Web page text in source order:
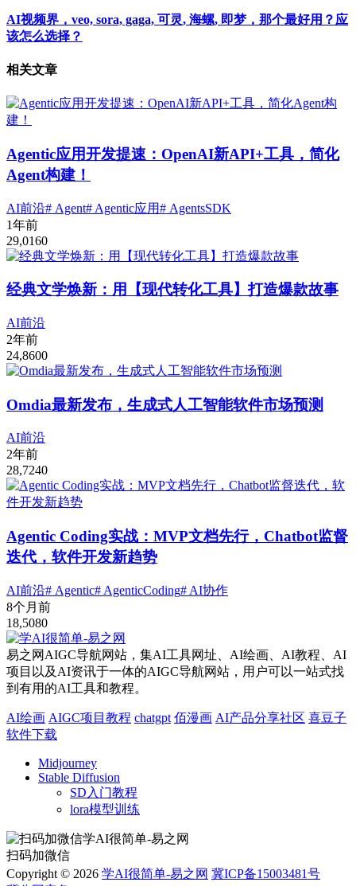
AI视频界，veo, sora, gaga, 可灵, 海螺, 即梦，那个最好用？应
该怎么选择？
相关文章
Agentic应用开发提速：OpenAI新API+工具，简化
Agent构建！
AI前沿# Agent# Agentic应用# AgentsSDK
1年前
29,0160
经典文学焕新：用【现代转化工具】打造爆款故事
AI前沿
2年前
24,8600
Omdia最新发布，生成式人工智能软件市场预测
AI前沿
2年前
28,7240
Agentic Coding实战：MVP文档先行，Chatbot监督
迭代，软件开发新趋势
AI前沿# Agentic# AgenticCoding# AI协作
8个月前
18,5080
易之网AIGC导航网站，集AI工具网址、AI绘画、AI教程、AI
项目以及AI资讯于一体的AIGC导航网站，用户可以一站式找
到有用的AI工具和教程。
AI绘画 AIGC项目教程 chatgpt 佰漫画 AI产品分享社区 喜豆子
软件下载
Midjourney
Stable Diffusion
SD入门教程
lora模型训练
扫码加微信
Copyright © 2026 学AI很简单-易之网 冀ICP备15003481号